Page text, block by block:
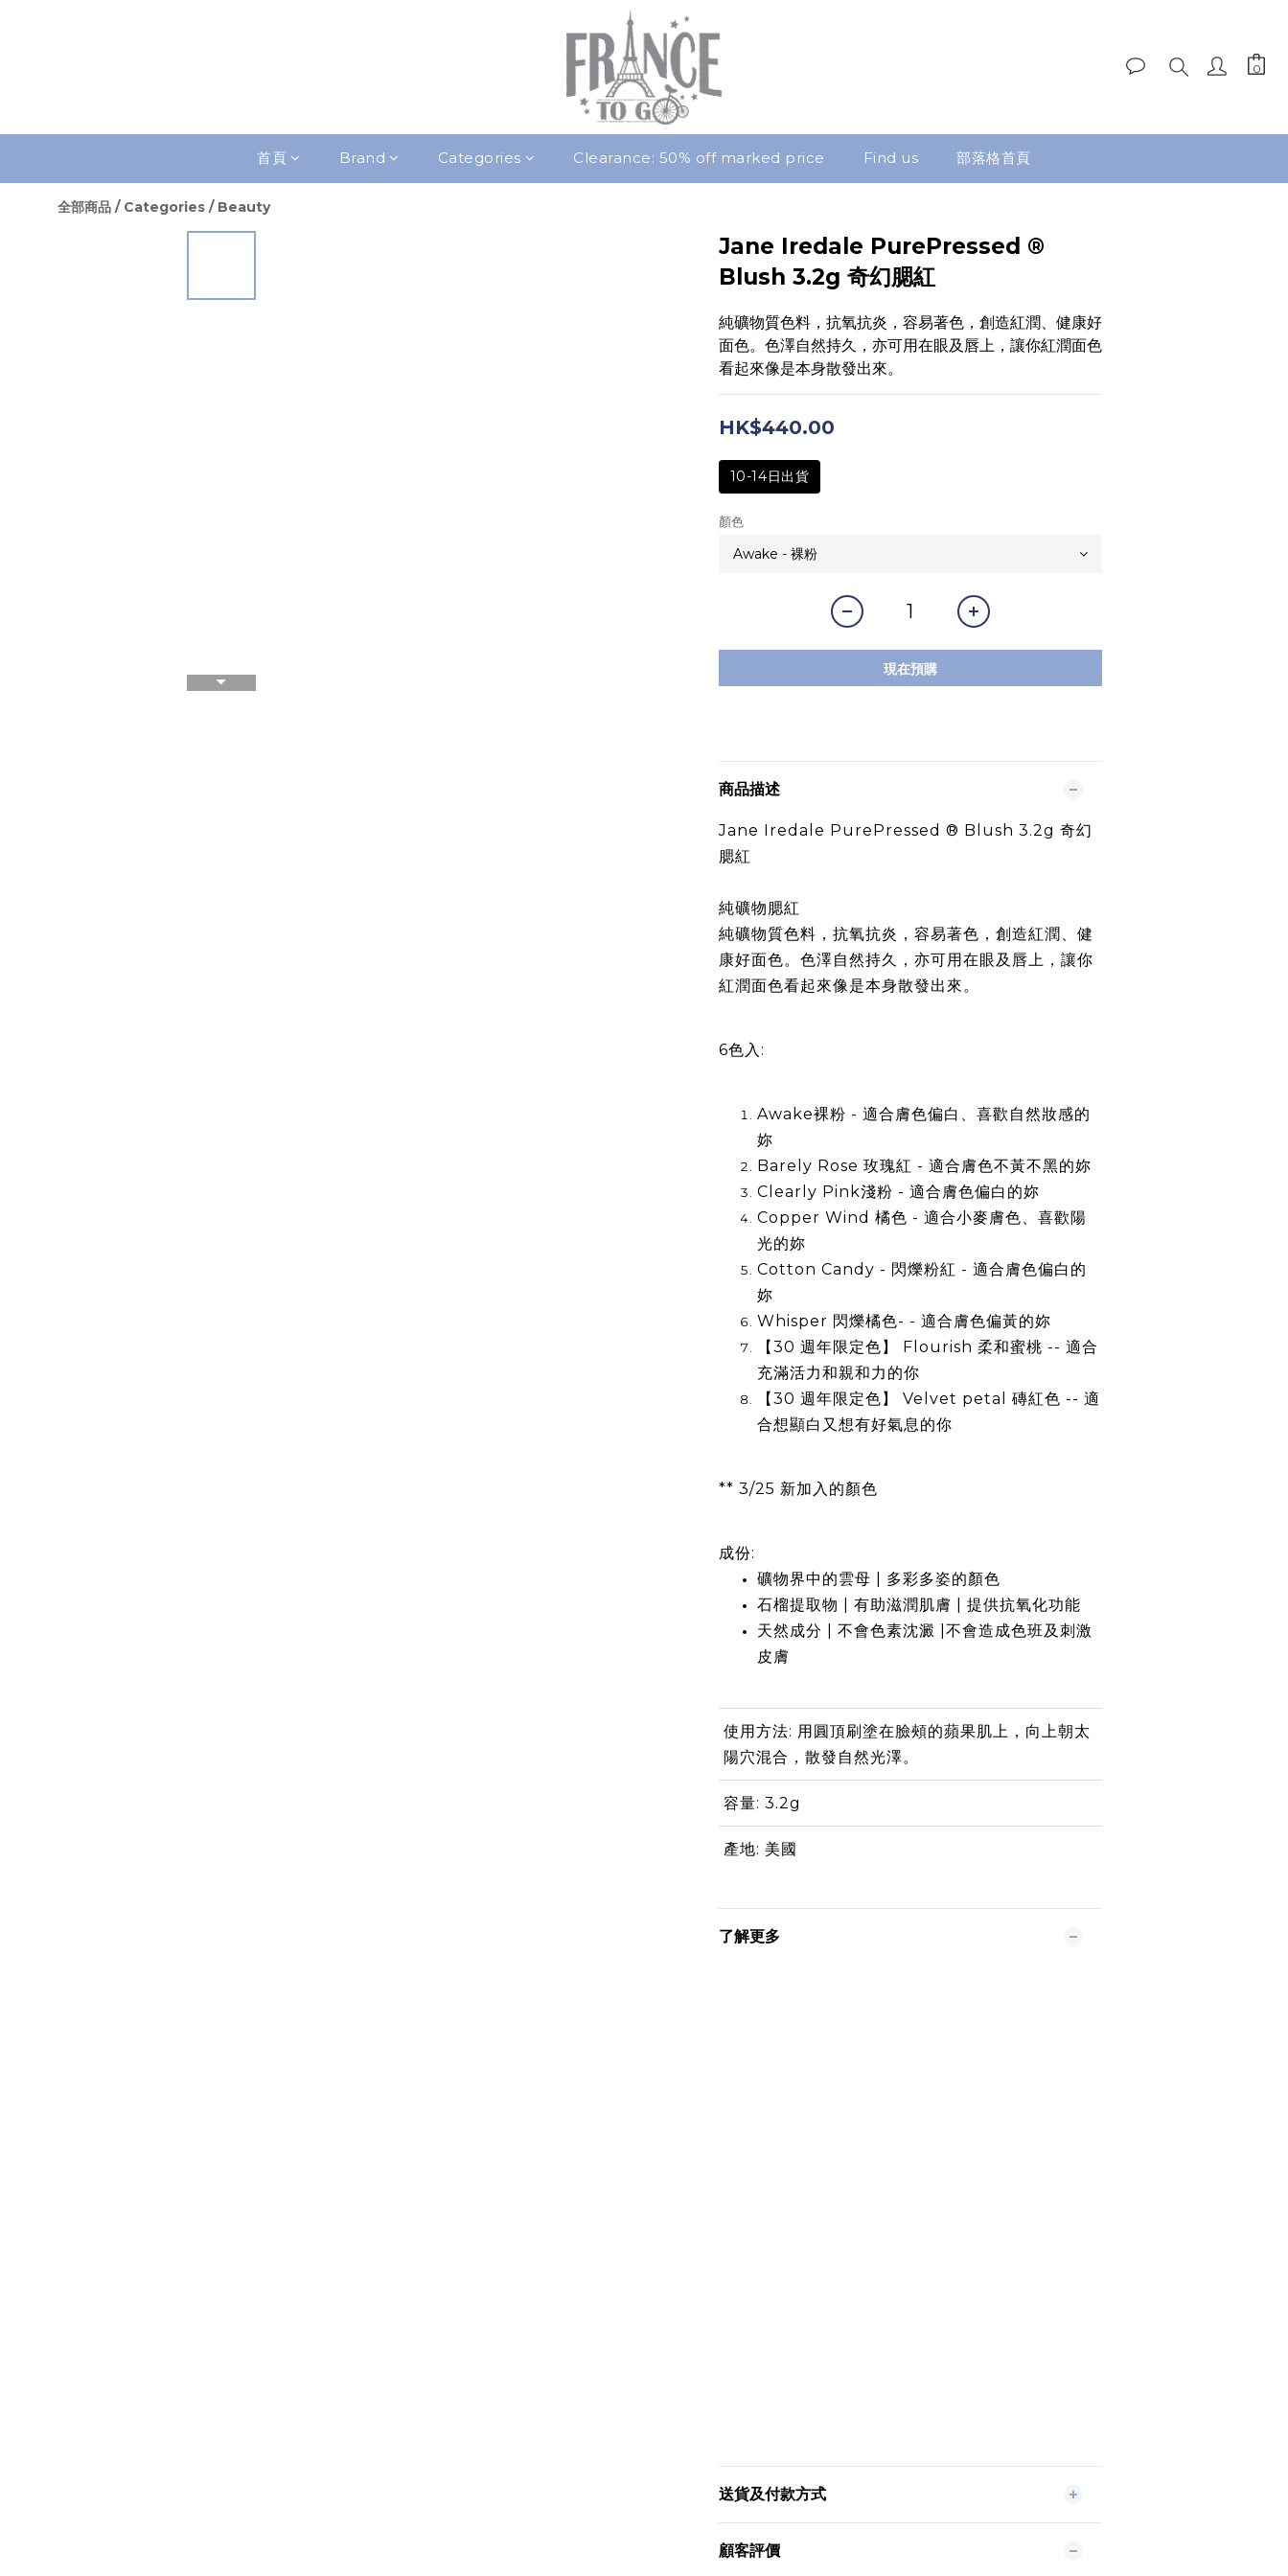
首頁 Brand Categories Clearance: 50% off marked price Find us 部落格首頁
全部商品 / Categories / Beauty
Jane Iredale PurePressed ®
Blush 3.2g 奇幻腮紅
純礦物質色料，抗氧抗炎，容易著色，創造紅潤、健康好
面色。色澤自然持久，亦可用在眼及唇上，讓你紅潤面色
看起來像是本身散發出來。
HK$440.00
10-14日出貨
顏色
現在預購
商品描述
Jane Iredale PurePressed ® Blush 3.2g 奇幻
腮紅
純礦物腮紅
純礦物質色料，抗氧抗炎，容易著色，創造紅潤、健
康好面色。色澤自然持久，亦可用在眼及唇上，讓你
紅潤面色看起來像是本身散發出來。
6色入:
Awake裸粉 - 適合膚色偏白、喜歡自然妝感的
妳
Barely Rose 玫瑰紅 - 適合膚色不黃不黑的妳
Clearly Pink淺粉 - 適合膚色偏白的妳
Copper Wind 橘色 - 適合小麥膚色、喜歡陽
光的妳
Cotton Candy - 閃爍粉紅 - 適合膚色偏白的
妳
Whisper 閃爍橘色- - 適合膚色偏黃的妳
【30 週年限定色】 Flourish 柔和蜜桃 -- 適合
充滿活力和親和力的你
【30 週年限定色】 Velvet petal 磚紅色 -- 適
合想顯白又想有好氣息的你
** 3/25 新加入的顏色
成份:
礦物界中的雲母 | 多彩多姿的顏色
石榴提取物 | 有助滋潤肌膚 | 提供抗氧化功能
天然成分 | 不會色素沈澱 |不會造成色班及刺激
皮膚
使用方法: 用圓頂刷塗在臉頰的蘋果肌上，向上朝太
陽穴混合，散發自然光澤。
容量: 3.2g
產地: 美國
了解更多
送貨及付款方式
顧客評價